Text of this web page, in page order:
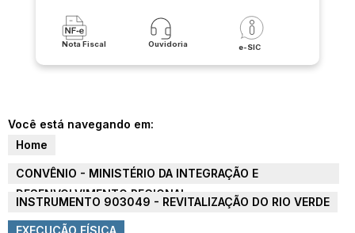
Nota Fiscal Ouvidoria e-SIC
Você está navegando em:
Home
CONVÊNIO - MINISTÉRIO DA INTEGRAÇÃO E
DESENVOLVIMENTO REGIONAL
INSTRUMENTO 903049 - REVITALIZAÇÃO DO RIO VERDE
EXECUÇÃO FÍSICA